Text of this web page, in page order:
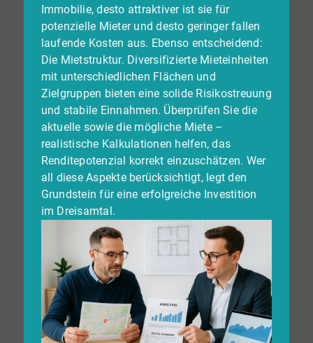
Immobilie, desto attraktiver ist sie für
potenzielle Mieter und desto geringer fallen
laufende Kosten aus. Ebenso entscheidend:
Die Mietstruktur. Diversifizierte Mieteinheiten
mit unterschiedlichen Flächen und
Zielgruppen bieten eine solide Risikostreuung
und stabile Einnahmen. Überprüfen Sie die
aktuelle sowie die mögliche Miete –
realistische Kalkulationen helfen, das
Renditepotenzial korrekt einzuschätzen. Wer
all diese Aspekte berücksichtigt, legt den
Grundstein für eine erfolgreiche Investition
im Dreisamtal.